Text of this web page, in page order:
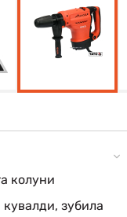
колуни
зубила